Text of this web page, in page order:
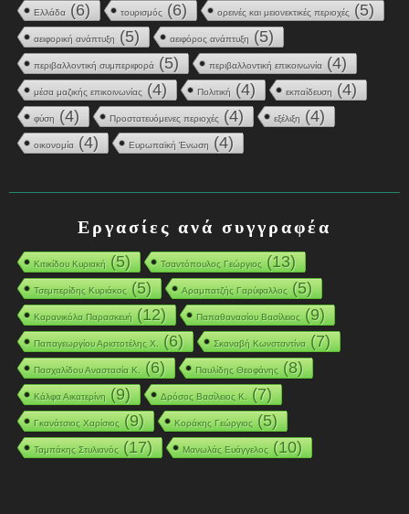
Ελλάδα (6) τουρισμός (6) ορεινές και μειονεκτικές περιοχές (5)
αειφορική ανάπτυξη (5) αειφόρος ανάπτυξη (5)
περιβαλλοντική συμπεριφορά (5) περιβαλλοντική επικοινωνία (4)
μέσα μαζικής επικοινωνίας (4) Πολιτική (4) εκπαίδευση (4)
φύση (4) Προστατευόμενες περιοχές (4) εξέλιξη (4)
οικονομία (4) Ευρωπαϊκή Ένωση (4)
Εργασίες ανά συγγραφέα
Κιτικίδου Κυριακή(5) Τσαντόπουλος Γεώργιος(13)
Τσεμπερίδης Κυριάκος(5) Αραμπατζής Γαρύφαλλος(5)
Καρανικόλα Παρασκευή(12) Παπαθανασίου Βασίλειος(9)
Παπαγεωργίου Αριστοτέλης Χ.(6) Σκαναβή Κωνσταντίνα(7)
Πασχαλίδου Αναστασία Κ.(6) Παυλίδης Θεοφάνης(8)
Κάλφα Αικατερίνη(9) Δρόσος Βασίλειος Κ.(7)
Γκανάτσιος Χαρίσιος(9) Κοράκης Γεώργιος(5)
Ταμπάκης Στυλιανός(17) Μανωλάς Ευάγγελος(10)